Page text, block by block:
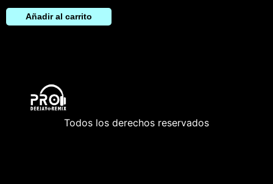
Añadir al carrito
Todos los derechos reservados